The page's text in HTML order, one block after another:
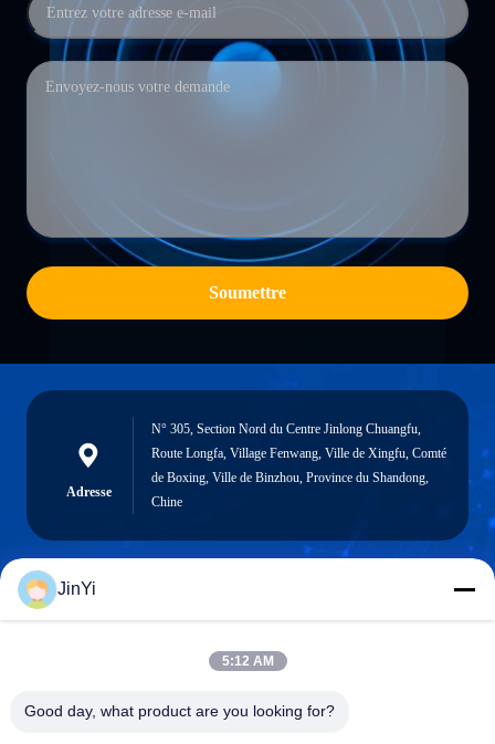
Soumettre
Adresse
N° 305, Section Nord du Centre Jinlong Chuangfu,
Route Longfa, Village Fenwang, Ville de Xingfu, Comté
de Boxing, Ville de Binzhou, Province du Shandong,
Chine
chenshasha1867@gmail.com
JinYi
5:12 AM
Good day, what product are you looking for?